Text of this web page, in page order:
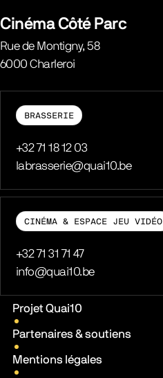
Cinéma Côté Parc
Rue de Montigny, 58
6000 Charleroi
BRASSERIE
Téléphone
+32 71 18 12 03
E-mail
labrasserie@quai10.be
CINÉMA & ESPACE JEU VIDÉO
Téléphone
+32 71 31 71 47
E-mail
info@quai10.be
Liens pratiques
Projet Quai10
Partenaires & soutiens
Mentions légales